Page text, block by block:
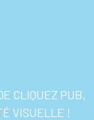
CLIQUEZ PUB,
VISUELLE !